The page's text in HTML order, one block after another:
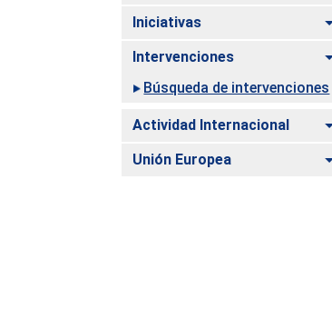
Iniciativas
Intervenciones
Búsqueda de intervenciones
Actividad Internacional
Unión Europea